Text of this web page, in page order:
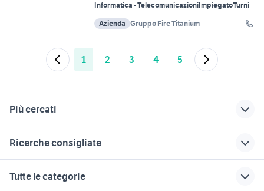
Informatica - TelecomunicazioniImpiegatoTurni
Azienda Gruppo Fire Titanium
1 2 3 4 5
Più cercati
candidati lavoro
Ricerche consigliate
lavoro vigilanza roma
Tutte le categorie